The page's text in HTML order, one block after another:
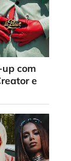
com
e